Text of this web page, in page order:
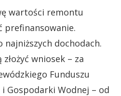
wartości remontu
prefinansowanie.
dochodach.
wniosek – za
Funduszu
Gospodarki Wodnej – od